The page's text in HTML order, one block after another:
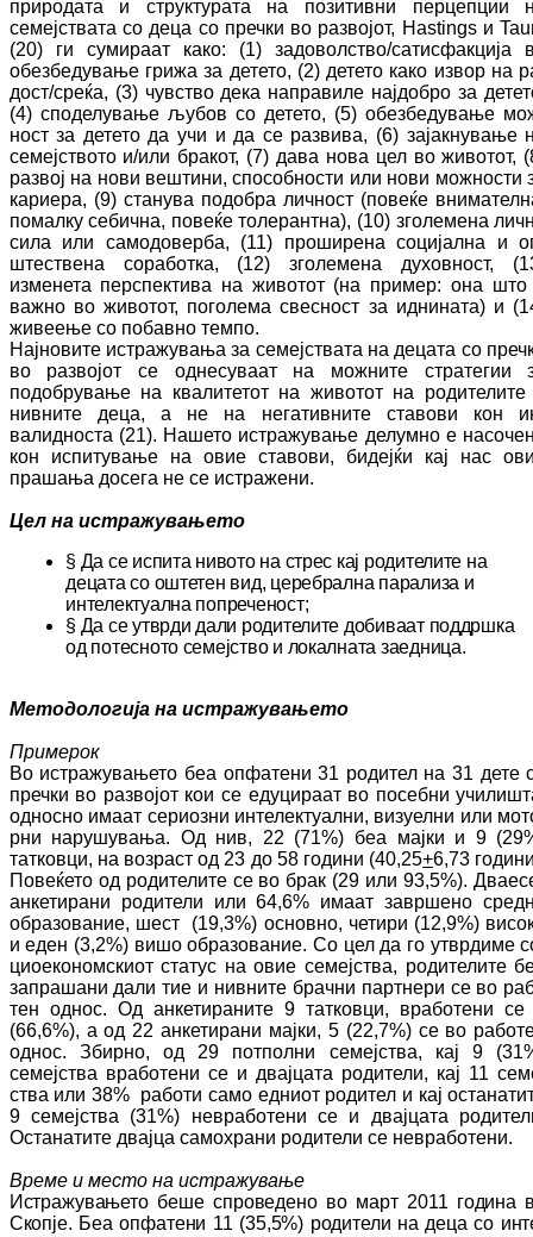
природата и структурата на позитивни пер­цепции
семејствата со деца со пречки во развојот, Hastingsи
(20)ги су­мираат како: (1) за­до­вол­ство­/са­тисфакција
обезбедување грижа за де­те­то, (2) детето како извор на
дост/сре­ќа, (3) чувство дека направиле најдобро за
(4) спо­де­лу­вање љубов со детето, (5) обез­бе­дување
ност за детето да учи и да се развива, (6) за­јакнување
семејството и/или бракот, (7) да­ва нова цел во животот,
развој на нови веш­­тини, способности или но­ви можности
ка­риера, (9) станува по­доб­ра личност (по­веќе
помалку се­бична, повеќе то­лерантна), (10) зголемена
сила или самодоверба, (11) проширена со­ци­јална и
штествена соработка, (12) зго­ле­ме­на ду­хов­ност,
изменета пер­спек­ти­ва на жи­во­тот (на пример: она што
важно во животот, по­го­лема свесност за иднината) и
жи­вее­ње со побавно темпо.
Нај­новите истражувања за семејствата на де­ца­та со
во развојот се однесуваат на можните стратегии
подобрување на ква­ли­тетот на животот на
нив­ни­те деца, а не на негативните ставови кон
валидноста ­(21). Нашето истражување де­лум­но е
кон испитување на овие ста­во­ви, бидејќи кај нас
прашања до­се­га не се истражени.
Цел на истражувањето
§ Да се испита нивото на стрес кај ро­ди­те­ли­те на
децата со оштетен вид, церебрална па­ра­лиза и
интелектуална попреченост;
§ Да се утврди дали родителите добиваат под­дршка
од потесното семејство и ло­кал­на­та заедница.
Методологија на истражувањето
Примерок
Во истражувањето беа опфатени 31 родител на 31 дете
пречки во развојот кои се еду­ци­ра­ат во посебни
односно имаат сериоз­ни интелектуални, визуелни или
рни нарушувања. Од нив, 22 (71%) беа мај­ки и 9
татковци, на возраст од 23 до 58 години (40,25+6,73
Повеќето од родителите се во брак (29 или 93,5%).
ан­ке­тирани родители или 64,6% имаат за­вр­ше­но
образование, шест (19,3%) ос­нов­но, четири (12,9%)
и еден (3,2%) вишо об­ра­зо­ва­ние. Со цел да го утврдиме
цио­еко­ном­ски­от статус на овие семејства, родителите
запрашани дали тие и нивните брачни парт­нери се во ра
тен однос. Од ан­ке­ти­ра­ни­те 9 татковци, вработени се
(66,6%), а од 22 анкетирани мајки, 5 (22,7%) се во
од­нос. Збирно, од 29 потполни семејства, кај 9
семејства вработени се и двај­ца­та родители, кај 11 се
ства или 38% ра­бо­ти само едниот родител и кај
9 се­мејства (31%) невработени се и двајцата
Останатите двајца самохрани родители се невработени.
Време и место на истражување
Истражувањето беше спроведено во март 2011 година
Скопје. Беа опфатени 11 (35,5%) родители на деца со